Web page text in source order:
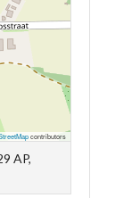
contributors
AP,